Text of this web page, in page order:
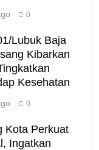
0
Lubuk Baja
Kibarkan
Kesehatan
0
Kota Perkuat
Ingatkan